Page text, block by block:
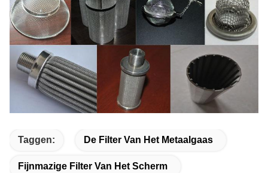
Taggen: De Filter Van Het Metaalgaas
Fijnmazige Filter Van Het Scherm